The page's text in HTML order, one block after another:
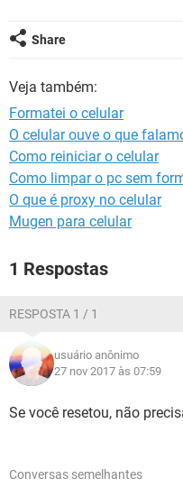
GUIA DE COMPRAS
Share
Veja também:
Formatei o celular
O celular ouve o que
Como reiniciar o celular
Como limpar o pc sem
O que é proxy no celular
Mugen para celular
1 Respostas
RESPOSTA 1 / 1
usuário anônimo
27 nov 2017 às 07:59
Se você resetou, não
Conversas semelhantes